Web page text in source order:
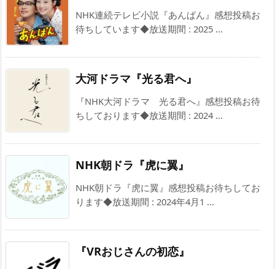
NHK連続テレビ小説『あんぱん』感想投稿お
待ちしています◆放送期間 : 2025 ...
大河ドラマ『光る君へ』
『NHK大河ドラマ 光る君へ』感想投稿お待
ちしております◆放送期間 : 2024 ...
NHK朝ドラ『虎に翼』
NHK朝ドラ『虎に翼』感想投稿お待ちしてお
ります◆放送期間 : 2024年4月1 ...
『VRおじさんの初恋』